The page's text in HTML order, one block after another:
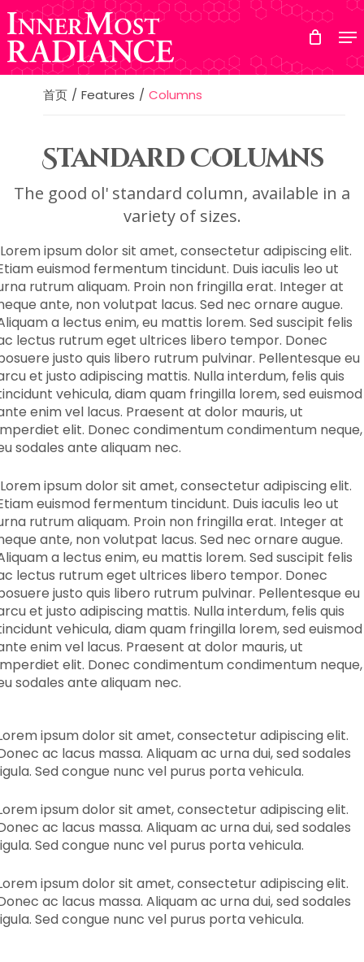
Skip
main
content
首页 Features Columns
Standard Columns
The good ol' standard column, available in a
variety of sizes.
ipsum dolor sit amet, consectetur adipiscing elit.
euismod fermentum tincidunt. Duis iaculis leo ut
rutrum aliquam. Proin non fringilla erat. Integer at
ante, non volutpat lacus. Sed nec ornare augue.
a lectus enim, eu mattis lorem. Sed suscipit felis
lectus rutrum eget ultrices libero tempor. Donec
justo quis libero rutrum pulvinar. Pellentesque eu
et justo adipiscing mattis. Nulla interdum, felis quis
vehicula, diam quam fringilla lorem, sed euismod
enim vel lacus. Praesent at dolor mauris, ut
elit. Donec condimentum condimentum neque,
sodales ante aliquam nec.
ipsum dolor sit amet, consectetur adipiscing elit.
euismod fermentum tincidunt. Duis iaculis leo ut
rutrum aliquam. Proin non fringilla erat. Integer at
ante, non volutpat lacus. Sed nec ornare augue.
a lectus enim, eu mattis lorem. Sed suscipit felis
lectus rutrum eget ultrices libero tempor. Donec
justo quis libero rutrum pulvinar. Pellentesque eu
et justo adipiscing mattis. Nulla interdum, felis quis
vehicula, diam quam fringilla lorem, sed euismod
enim vel lacus. Praesent at dolor mauris, ut
elit. Donec condimentum condimentum neque,
sodales ante aliquam nec.
ipsum dolor sit amet, consectetur adipiscing elit.
ac lacus massa. Aliquam ac urna dui, sed sodales
Sed congue nunc vel purus porta vehicula.
ipsum dolor sit amet, consectetur adipiscing elit.
ac lacus massa. Aliquam ac urna dui, sed sodales
Sed congue nunc vel purus porta vehicula.
ipsum dolor sit amet, consectetur adipiscing elit.
ac lacus massa. Aliquam ac urna dui, sed sodales
Sed congue nunc vel purus porta vehicula.